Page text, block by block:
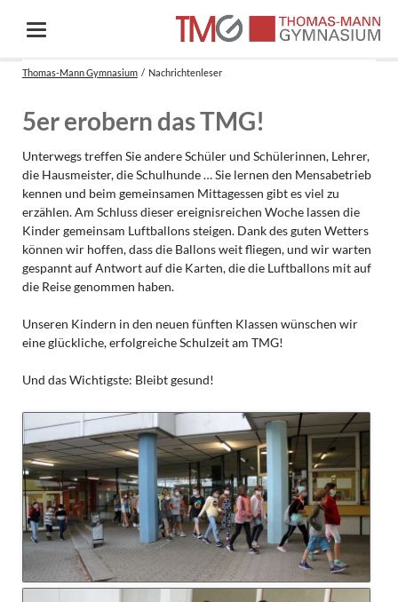
Thomas-Mann Gymnasium Nachrichtenleser
5er erobern das TMG!
Unterwegs treffen Sie andere Schüler und Schülerinnen, Lehrer,
die Hausmeister, die Schulhunde … Sie lernen den Mensabetrieb
kennen und beim gemeinsamen Mittagessen gibt es viel zu
erzählen. Am Schluss dieser ereignisreichen Woche lassen die
Kinder gemeinsam Luftballons steigen. Dank des guten Wetters
können wir hoffen, dass die Ballons weit fliegen, und wir warten
gespannt auf Antwort auf die Karten, die die Luftballons mit auf
die Reise genommen haben.
Unseren Kindern in den neuen fünften Klassen wünschen wir
eine glückliche, erfolgreiche Schulzeit am TMG!
Und das Wichtigste: Bleibt gesund!